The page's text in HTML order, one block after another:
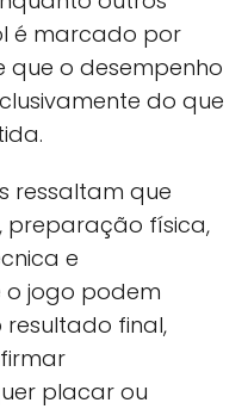
é marcado por
que o desempenho
do que
ressaltam que
preparação física,
e
jogo podem
final,
placar ou